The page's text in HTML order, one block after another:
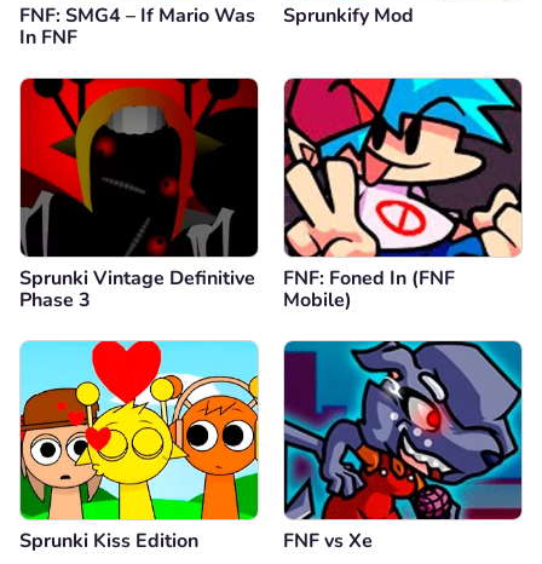
FNF: SMG4 – If Mario Was
In FNF
Sprunkify Mod
Sprunki Vintage Definitive
Phase 3
FNF: Foned In (FNF
Mobile)
Sprunki Kiss Edition FNF vs Xе